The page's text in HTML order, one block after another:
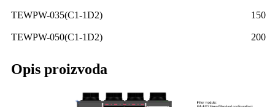
TEWPW-035(C1-1D2) 150
TEWPW-050(C1-1D2) 200
Opis proizvoda